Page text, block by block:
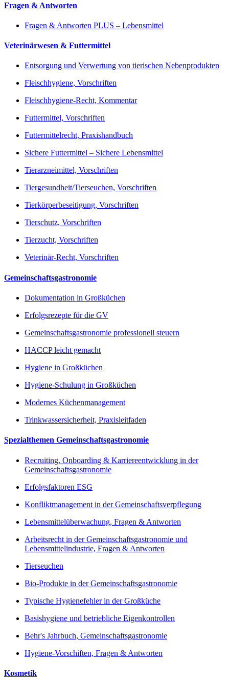
Fragen & Antworten
Fragen & Antworten PLUS – Lebensmittel
Veterinärwesen & Futtermittel
Entsorgung und Verwertung von tierischen Nebenprodukten
Fleischhygiene, Vorschriften
Fleischhygiene-Recht, Kommentar
Futtermittel, Vorschriften
Futtermittelrecht, Praxishandbuch
Sichere Futtermittel – Sichere Lebensmittel
Tierarzneimittel, Vorschriften
Tiergesundheit/Tierseuchen, Vorschriften
Tierkörperbeseitigung, Vorschriften
Tierschutz, Vorschriften
Tierzucht, Vorschriften
Veterinär-Recht, Vorschriften
Gemeinschaftsgastronomie
Dokumentation in Großküchen
Erfolgsrezepte für die GV
Gemeinschaftsgastronomie professionell steuern
HACCP leicht gemacht
Hygiene in Großküchen
Hygiene-Schulung in Großküchen
Modernes Küchenmanagement
Trinkwassersicherheit, Praxisleitfaden
Spezialthemen Gemeinschaftsgastronomie
Recruiting, Onboarding & Karriereentwicklung in der
Gemeinschaftsgastronomie
Erfolgsfaktoren ESG
Konfliktmanagement in der Gemeinschaftsverpflegung
Lebensmittelüberwachung, Fragen & Antworten
Arbeitsrecht in der Gemeinschaftsgastronomie und
Lebensmittelindustrie, Fragen & Antworten
Tierseuchen
Bio-Produkte in der Gemeinschaftsgastronomie
Typische Hygienefehler in der Großküche
Basishygiene und betriebliche Eigenkontrollen
Behr's Jahrbuch, Gemeinschaftsgastronomie
Hygiene-Vorschiften, Fragen & Antworten
Kosmetik